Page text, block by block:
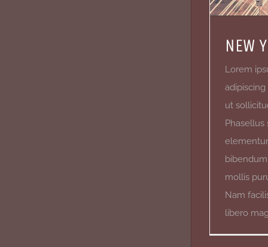
NEW
Lorem
ut
Phasellus
mollis
Nam
libero